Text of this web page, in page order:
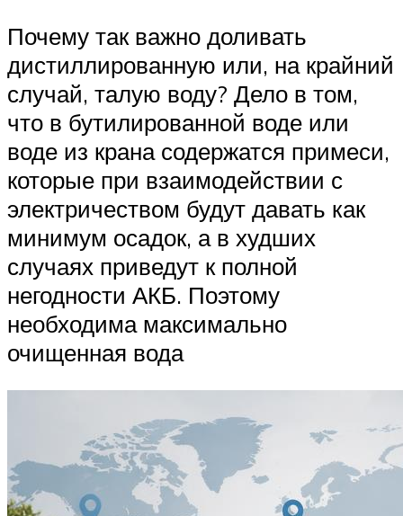
Почему так важно доливать
дистиллированную или, на крайний
случай, талую воду? Дело в том,
что в бутилированной воде или
воде из крана содержатся примеси,
которые при взаимодействии с
электричеством будут давать как
минимум осадок, а в худших
случаях приведут к полной
негодности АКБ. Поэтому
необходима максимально
очищенная вода